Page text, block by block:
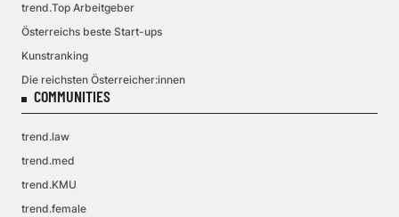
trend.Top Arbeitgeber
Österreichs beste Start-ups
Kunstranking
Die reichsten Österreicher:innen
COMMUNITIES
trend.law
trend.med
trend.KMU
trend.female